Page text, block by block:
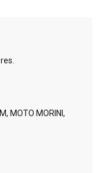
MOTO MORINI,